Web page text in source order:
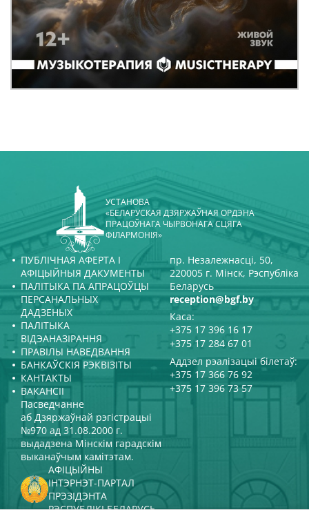
УСТАНОВА
«БЕЛАРУСКАЯ ДЗЯРЖАЎНАЯ ОРДЭНА
ПРАЦОЎНАГА ЧЫРВОНАГА СЦЯГА
ФІЛАРМОНІЯ»
ПУБЛІЧНАЯ АФЕРТА І
АФІЦЫЙНЫЯ ДАКУМЕНТЫ
ПАЛІТЫКА ПА АПРАЦОЎЦЫ
ПЕРСАНАЛЬНЫХ
ДАДЗЕНЫХ
ПАЛІТЫКА
ВІДЭАНАЗІРАННЯ
ПРАВІЛЫ НАВЕДВАННЯ
БАНКАЎСКІЯ РЭКВІЗІТЫ
КАНТАКТЫ
ВАКАНСІІ
пр. Незалежнасці, 50,
220005 г. Мінск, Рэспубліка
Беларусь
reception@bgf.by
Каса:
+375 17 396 16 17
+375 17 284 67 01
Аддзел рэалізацыі білетаў:
+375 17 366 76 92
+375 17 396 73 57
Пасведчанне
аб Дзяржаўнай рэгістрацыі
№970 ад 31.08.2000 г.
выдадзена Мінскім гарадскім
выканаўчым камітэтам.
АФІЦЫЙНЫ
ІНТЭРНЭТ-ПАРТАЛ
ПРЭЗІДЭНТА
РЭСПУБЛІКІ БЕЛАРУСЬ